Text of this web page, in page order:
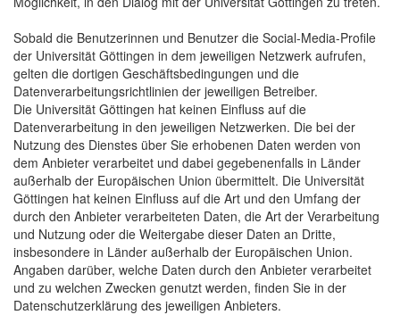
Sobald die Benutzerinnen und Benutzer die Social-Media-Profile
der Universität Göttingen in dem jeweiligen Netzwerk aufrufen,
gelten die dortigen Geschäftsbedingungen und die
Datenverarbeitungsrichtlinien der jeweiligen Betreiber.
Die Universität Göttingen hat keinen Einfluss auf die
Datenverarbeitung in den jeweiligen Netzwerken. Die bei der
Nutzung des Dienstes über Sie erhobenen Daten werden von
dem Anbieter verarbeitet und dabei gegebenenfalls in Länder
außerhalb der Europäischen Union übermittelt. Die Universität
Göttingen hat keinen Einfluss auf die Art und den Umfang der
durch den Anbieter verarbeiteten Daten, die Art der Verarbeitung
und Nutzung oder die Weitergabe dieser Daten an Dritte,
insbesondere in Länder außerhalb der Europäischen Union.
Angaben darüber, welche Daten durch den Anbieter verarbeitet
und zu welchen Zwecken genutzt werden, finden Sie in der
Datenschutzerklärung des jeweiligen Anbieters.